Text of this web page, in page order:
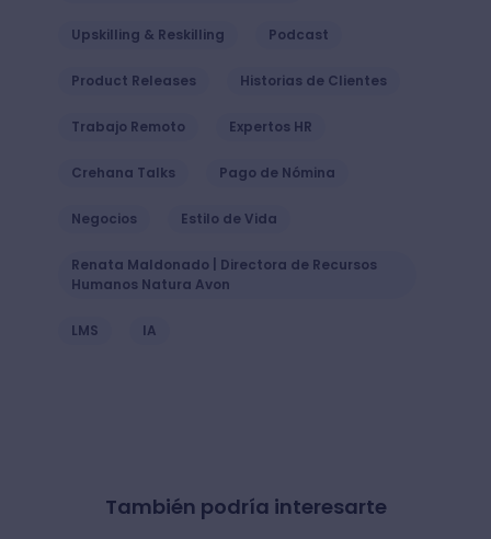
Upskilling & Reskilling Podcast
Product Releases Historias de Clientes
Trabajo Remoto Expertos HR
Crehana Talks Pago de Nómina
Negocios Estilo de Vida
Renata Maldonado | Directora de Recursos
Humanos Natura Avon
LMS IA
También podría interesarte